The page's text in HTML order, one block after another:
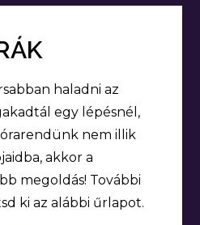
haladni az
egy lépésnél,
nem illik
akkor a
megoldás! További
ki az alábbi űrlapot.